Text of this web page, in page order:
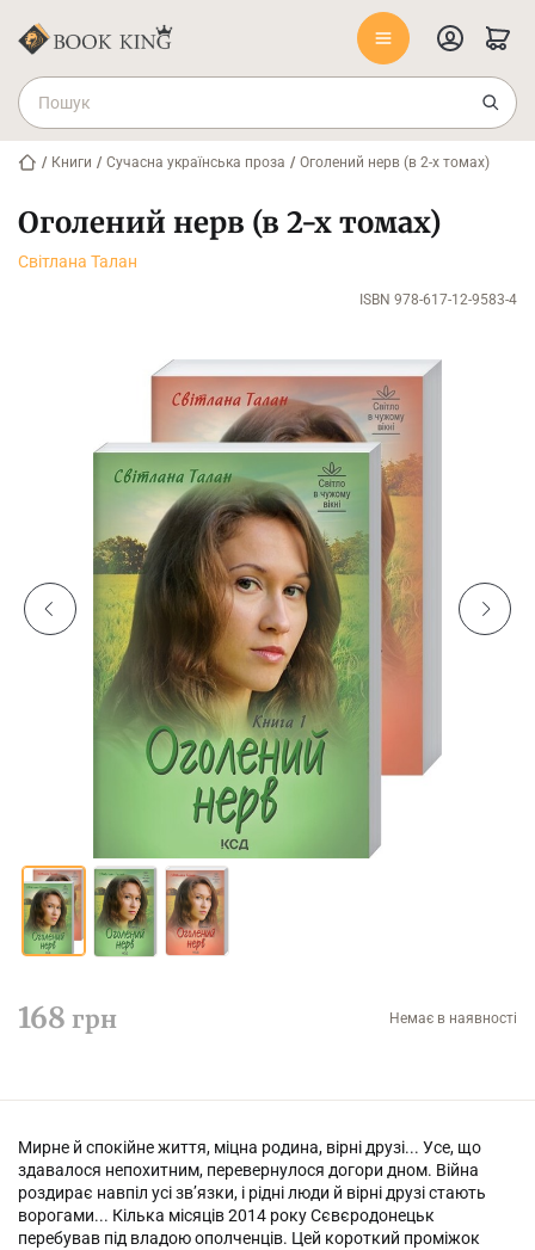
/ Книги / Сучасна українська проза / Оголений нерв (в 2-х томах)
Оголений нерв (в 2-х томах)
Світлана Талан
ISBN 978-617-12-9583-4
168 грн Немає в наявності
Мирне й спокійне життя, міцна родина, вірні друзі... Усе, що
здавалося непохитним, перевернулося догори дном. Війна
роздирає навпіл усі зв’язки, і рідні люди й вірні друзі стають
ворогами... Кілька місяців 2014 року Сєвєродонецьк
перебував під владою ополченців. Цей короткий проміжок